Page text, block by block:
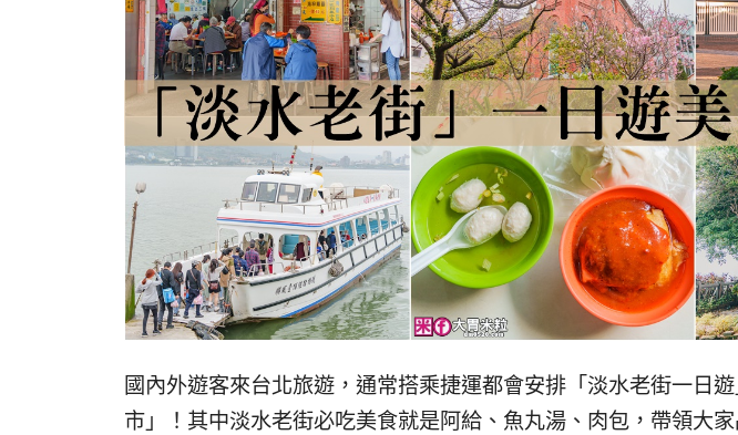
國內外遊客來台北旅遊，通常搭乘捷運都會安排「淡水老街一日
市」！其中淡水老街必吃美食就是阿給、魚丸湯、肉包，帶領大